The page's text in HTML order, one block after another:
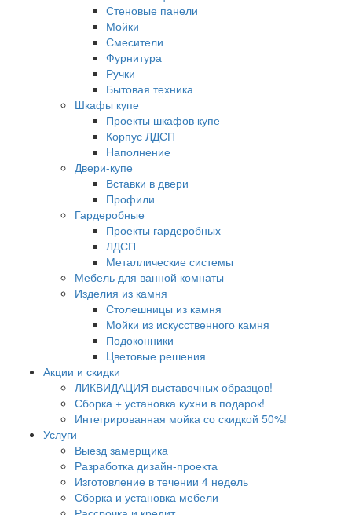
Стеновые панели
Мойки
Смесители
Фурнитура
Ручки
Бытовая техника
Шкафы купе
Проекты шкафов купе
Корпус ЛДСП
Наполнение
Двери-купе
Вставки в двери
Профили
Гардеробные
Проекты гардеробных
ЛДСП
Металлические системы
Мебель для ванной комнаты
Изделия из камня
Столешницы из камня
Мойки из искусственного камня
Подоконники
Цветовые решения
Акции и скидки
ЛИКВИДАЦИЯ выставочных образцов!
Сборка + установка кухни в подарок!
Интегрированная мойка со скидкой 50%!
Услуги
Выезд замерщика
Разработка дизайн-проекта
Изготовление в течении 4 недель
Сборка и установка мебели